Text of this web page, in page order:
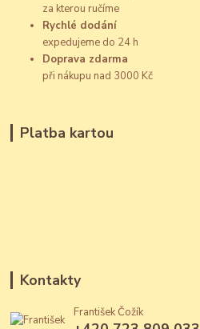
za kterou ručíme
Rychlé dodání
expedujeme do 24 h
Doprava zdarma
při nákupu nad 3000 Kč
Platba kartou
Kontakty
František Čožík